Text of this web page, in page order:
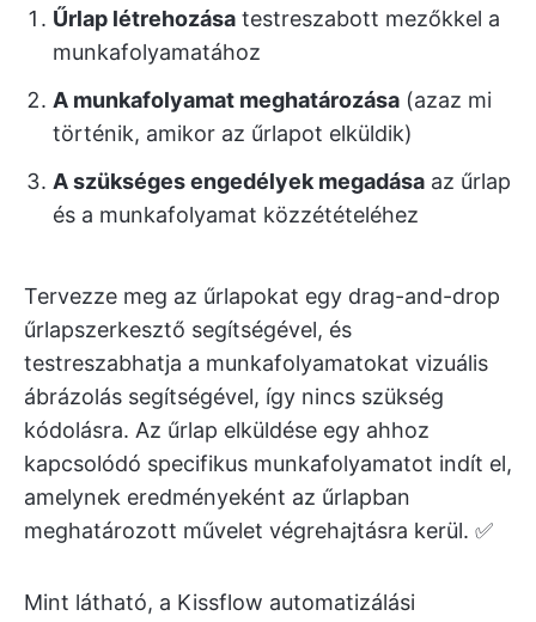
Űrlap létrehozása testreszabott mezőkkel a
munkafolyamatához
A munkafolyamat meghatározása (azaz mi
történik, amikor az űrlapot elküldik)
A szükséges engedélyek megadása az űrlap
és a munkafolyamat közzétételéhez
Tervezze meg az űrlapokat egy drag-and-drop
űrlapszerkesztő segítségével, és
testreszabhatja a munkafolyamatokat vizuális
ábrázolás segítségével, így nincs szükség
kódolásra. Az űrlap elküldése egy ahhoz
kapcsolódó specifikus munkafolyamatot indít el,
amelynek eredményeként az űrlapban
meghatározott művelet végrehajtásra kerül. ✅
Mint látható, a Kissflow automatizálási